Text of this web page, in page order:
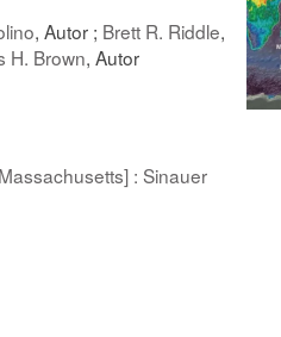
, Autor ; Brett R. Riddle,
H. Brown, Autor
: Sinauer